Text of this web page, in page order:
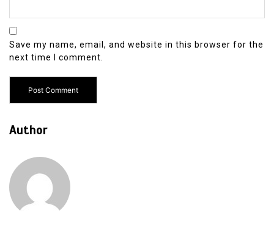
Save my name, email, and website in this browser for the
next time I comment.
Author